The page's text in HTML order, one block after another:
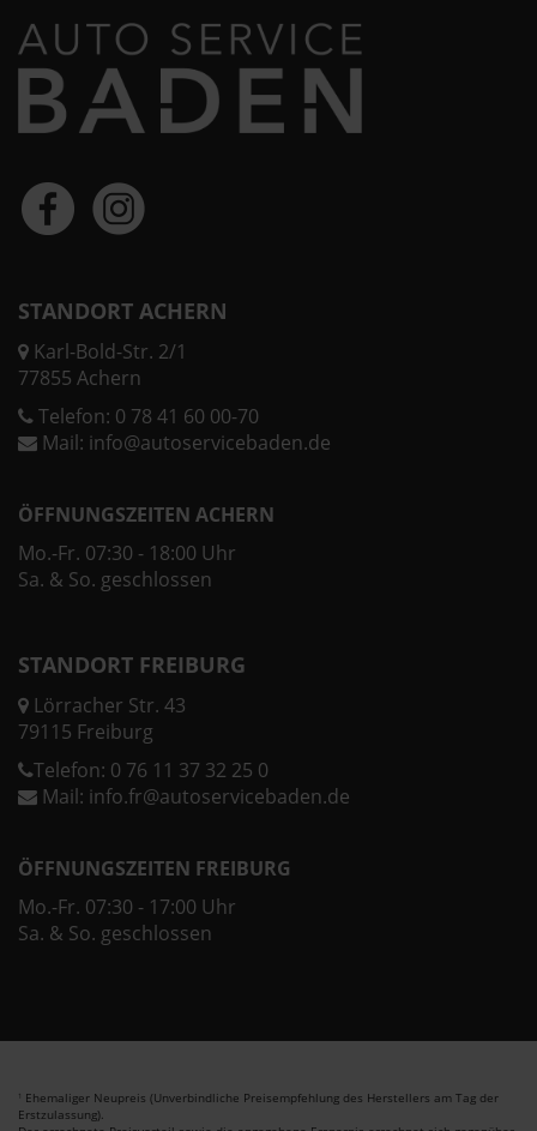
STANDORT ACHERN
Karl-Bold-Str. 2/1
77855 Achern
Telefon: 0 78 41 60 00-70
Mail: info@autoservicebaden.de
ÖFFNUNGSZEITEN ACHERN
Mo.-Fr. 07:30 - 18:00 Uhr
Sa. & So. geschlossen
STANDORT FREIBURG
Lörracher Str. 43
79115 Freiburg
Telefon: 0 76 11 37 32 25 0
Mail: info.fr@autoservicebaden.de
ÖFFNUNGSZEITEN FREIBURG
Mo.-Fr. 07:30 - 17:00 Uhr
Sa. & So. geschlossen
1 Ehemaliger Neupreis (Unverbindliche Preisempfehlung des Herstellers am Tag der
Erstzulassung).